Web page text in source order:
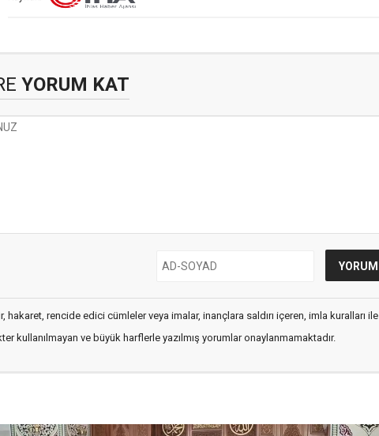
YORUM KAT
hakaret, rencide edici cümleler veya imalar, inançlara saldırı içeren, imla kuralları ile
kullanılmayan ve büyük harflerle yazılmış yorumlar onaylanmamaktadır.